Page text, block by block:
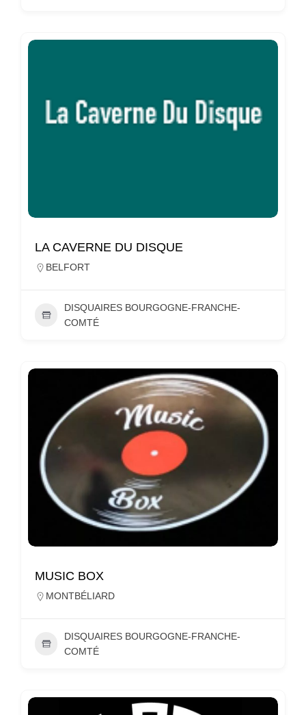
LA CAVERNE DU DISQUE
BELFORT
DISQUAIRES BOURGOGNE-FRANCHE-
COMTÉ
MUSIC BOX
MONTBÉLIARD
DISQUAIRES BOURGOGNE-FRANCHE-
COMTÉ